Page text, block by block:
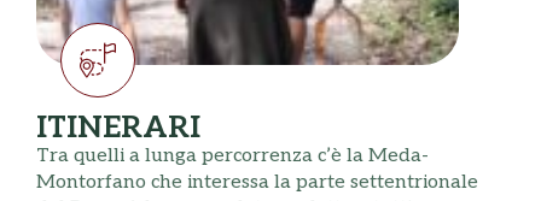
ITINERARI
Tra quelli a lunga percorrenza c’è la Meda-
Montorfano che interessa la parte settentrionale